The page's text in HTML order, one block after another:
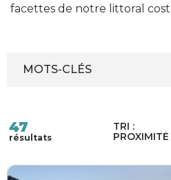
facettes de notre littoral
MOTS-CLÉS
47
résultats
TRI :
PROXIMITÉ